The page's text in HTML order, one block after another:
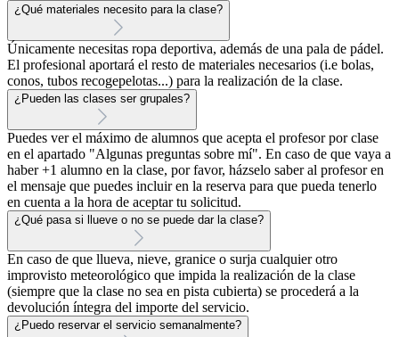
¿Qué materiales necesito para la clase?
Únicamente necesitas ropa deportiva, además de una pala de pádel.
El profesional aportará el resto de materiales necesarios (i.e bolas,
conos, tubos recogepelotas...) para la realización de la clase.
¿Pueden las clases ser grupales?
Puedes ver el máximo de alumnos que acepta el profesor por clase
en el apartado "Algunas preguntas sobre mí". En caso de que vaya a
haber +1 alumno en la clase, por favor, házselo saber al profesor en
el mensaje que puedes incluir en la reserva para que pueda tenerlo
en cuenta a la hora de aceptar tu solicitud.
¿Qué pasa si llueve o no se puede dar la clase?
En caso de que llueva, nieve, granice o surja cualquier otro
improvisto meteorológico que impida la realización de la clase
(siempre que la clase no sea en pista cubierta) se procederá a la
devolución íntegra del importe del servicio.
¿Puedo reservar el servicio semanalmente?